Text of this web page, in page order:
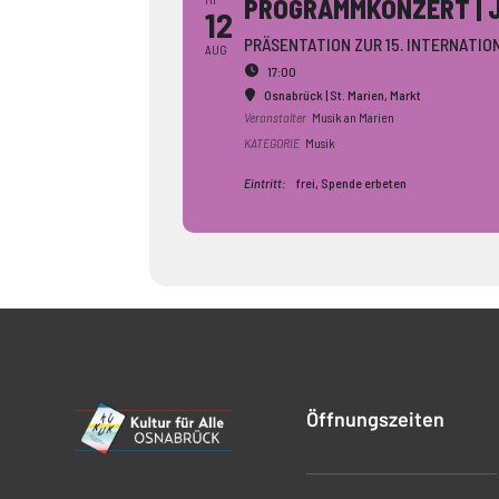
12
AUG
PROGRAMMKONZERT
PRÄSENTATION ZUR 15.
17:00
Osnabrück | St. Marien, Markt
Veranstalter Musik an Marien
KATEGORIE Musik
Eintritt: frei, Spende erbeten
Öffnungszeiten